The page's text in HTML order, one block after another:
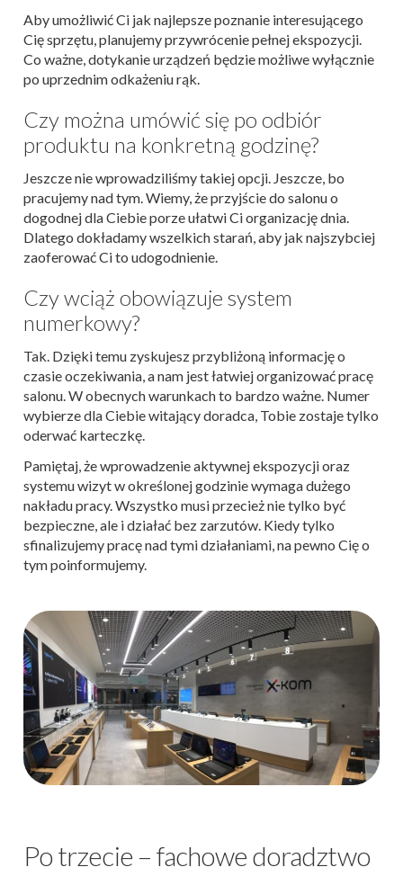
Aby umożliwić Ci jak najlepsze poznanie interesującego
Cię sprzętu, planujemy przywrócenie pełnej ekspozycji.
Co ważne, dotykanie urządzeń będzie możliwe wyłącznie
po uprzednim odkażeniu rąk.
Czy można umówić się po odbiór
produktu na konkretną godzinę?
Jeszcze nie wprowadziliśmy takiej opcji. Jeszcze, bo
pracujemy nad tym. Wiemy, że przyjście do salonu o
dogodnej dla Ciebie porze ułatwi Ci organizację dnia.
Dlatego dokładamy wszelkich starań, aby jak najszybciej
zaoferować Ci to udogodnienie.
Czy wciąż obowiązuje system
numerkowy?
Tak. Dzięki temu zyskujesz przybliżoną informację o
czasie oczekiwania, a nam jest łatwiej organizować pracę
salonu. W obecnych warunkach to bardzo ważne. Numer
wybierze dla Ciebie witający doradca, Tobie zostaje tylko
oderwać karteczkę.
Pamiętaj, że wprowadzenie aktywnej ekspozycji oraz
systemu wizyt w określonej godzinie wymaga dużego
nakładu pracy. Wszystko musi przecież nie tylko być
bezpieczne, ale i działać bez zarzutów. Kiedy tylko
sfinalizujemy pracę nad tymi działaniami, na pewno Cię o
tym poinformujemy.
Po trzecie – fachowe doradztwo